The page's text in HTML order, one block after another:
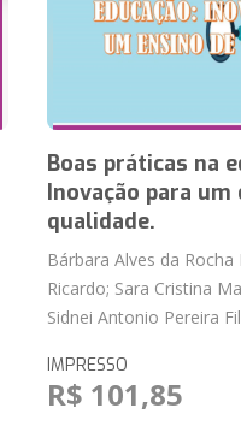
Boas práticas na
Inovação para um
qualidade.
Bárbara Alves da
Ricardo; Sara Cristina
Sidnei Antonio Pereira
IMPRESSO
R$ 101,85